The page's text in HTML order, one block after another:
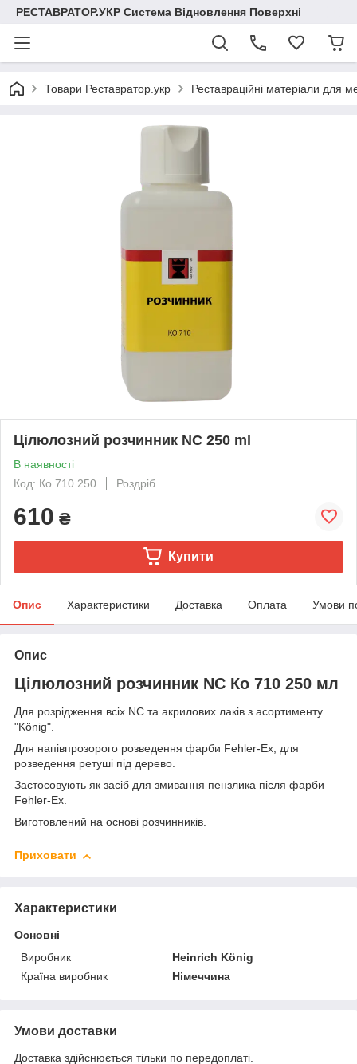
РЕСТАВРАТОР.УКР Система Відновлення Поверхні
Товари Реставратор.укр Реставраційні матеріали для
Цілюлозний розчинник NC 250 ml
В наявності
Код: Ко 710 250
Роздріб
610 ₴
Купити
Опис Характеристики Доставка Оплата Умови
Опис
Цілюлозний розчинник NC Ко 710 250 мл
Для розрідження всіх NC та акрилових лаків з асортименту
"König".
Для напівпрозорого розведення фарби Fehler-Ex, для
розведення ретуші під дерево.
Застосовують як засіб для змивання пензлика після фарби
Fehler-Ex.
Виготовлений на основі розчинників.
Приховати
Характеристики
Основні
Виробник
Heinrich König
Країна виробник
Німеччина
Умови доставки
Доставка здійснюється тільки по передоплаті.